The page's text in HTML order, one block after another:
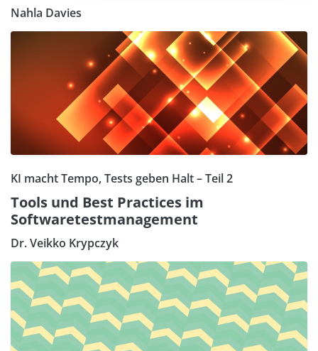
Nahla Davies
KI macht Tempo, Tests geben Halt – Teil 2
Tools und Best Practices im
Softwaretestmanagement
Dr. Veikko Krypczyk